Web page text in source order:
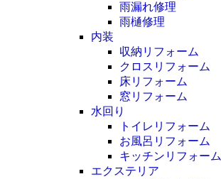
雨漏れ修理
雨樋修理
内装
収納リフォーム
クロスリフォーム
床リフォーム
窓リフォーム
水回り
トイレリフォーム
お風呂リフォーム
キッチンリフォーム
エクステリア